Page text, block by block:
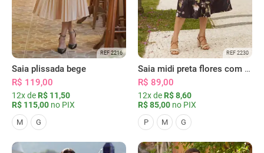
REF 2216
Saia plissada bege
R$ 119,00
12x de R$ 11,50
R$ 115,00 no PIX
M G
REF 2230
Saia midi preta flores com bolsos
R$ 89,00
12x de R$ 8,60
R$ 85,00 no PIX
P M G